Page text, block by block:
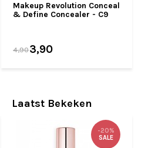
Makeup Revolution Conceal
& Define Concealer - C9
4,903,90
Laatst Bekeken
-20%
SALE